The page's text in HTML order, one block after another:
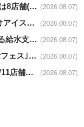
イオン九州news｜熊本地震による休業､時間変更は8店舗(8/7時点) (2026.08.07)
青山商事news｜6時間冷たさが持続｢ビジネス向けアイスベスト｣発売 (2026.08.07)
ローソンnews｜｢熊本地震｣/店舗への散水車による給水支援を開始 (2026.08.07)
JR東日本news｜人気商品がお値段そのまま｢増量フェス｣8/18から開催 (2026.08.07)
アルペンnews｜年商2859億円6.4％増も経常減益/11店舗出店､4店閉鎖 (2026.08.07)